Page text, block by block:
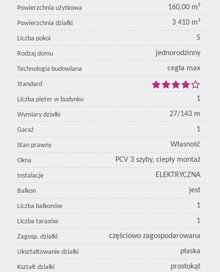
Powierzchnia użytkowa 160,00 m²
Powierzchnia działki 3 410 m²
Liczba pokoi 5
Rodzaj domu jednorodzinny
Technologia budowlana cegła max
Standard
Liczba pięter w budynku 1
Wymiary działki 27/143 m
Garaż 1
Stan prawny Własność
Okna PCV 3 szyby, ciepły montaż
Instalacje ELEKTRYCZNA
Balkon jest
Liczba balkonów 1
Liczba tarasów 1
Zagosp. działki częściowo zagospodarowana
Ukształtowanie działki płaska
Kształt działki prostokąt